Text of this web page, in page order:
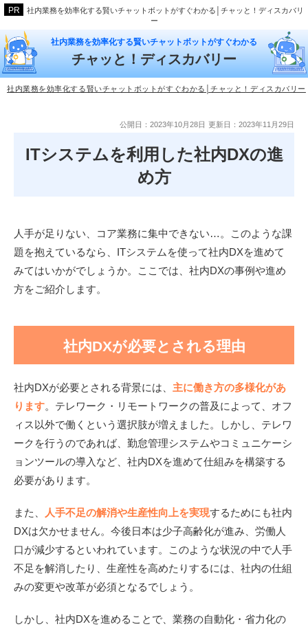
社内業務を効率化する賢いチャットボットがすぐわかる│チャッと！ディスカバリ
ー
社内業務を効率化する賢いチャットボットがすぐわかる
チャッと！ディスカバリー
社内業務を効率化する賢いチャットボットがすぐわかる│チャッと！ディスカバリー
公開日：2023年10月28日 更新日：2023年11月29日
ITシステムを利用した社内DXの進
め方
人手が足りない、コア業務に集中できない…。このような課
題を抱えているなら、ITシステムを使って社内DXを進めて
みてはいかがでしょうか。ここでは、社内DXの事例や進め
方をご紹介します。
社内DXが必要とされる理由
社内DXが必要とされる背景には、 主に働き方の多様化があ
ります。テレワーク・リモートワークの普及によって、オフ
ィス以外で働くという選択肢が増えました。しかし、テレワ
ークを行うのであれば、勤怠管理システムやコミュニケーシ
ョンツールの導入など、社内DXを進めて仕組みを構築する
必要があります。
また、 人手不足の解消や生産性向上を実現するためにも社内
DXは欠かせません。今後日本は少子高齢化が進み、労働人
口が減少するといわれています。このような状況の中で人手
不足を解消したり、生産性を高めたりするには、社内の仕組
みの変更や改革が必須となるでしょう。
しかし、社内DXを進めることで、業務の自動化・省力化の